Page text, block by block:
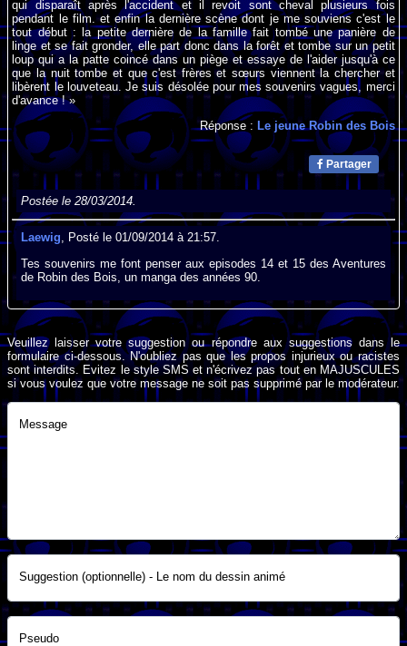
qui disparaît après l'accident et il revoit sont cheval plusieurs fois
pendant le film. et enfin la dernière scène dont je me souviens c'est le
tout début : la petite dernière de la famille fait tombé une panière de
linge et se fait gronder, elle part donc dans la forêt et tombe sur un petit
loup qui a la patte coincé dans un piège et essaye de l'aider jusqu'à ce
que la nuit tombe et que c'est frères et sœurs viennent la chercher et
libèrent le louveteau. Je suis désolée pour mes souvenirs vagues, merci
d'avance ! »
Réponse : Le jeune Robin des Bois
Partager
Postée le 28/03/2014.
Laewig, Posté le 01/09/2014 à 21:57.
Tes souvenirs me font penser aux episodes 14 et 15 des Aventures
de Robin des Bois, un manga des années 90.
Veuillez laisser votre suggestion ou répondre aux suggestions dans le
formulaire ci-dessous. N'oubliez pas que les propos injurieux ou racistes
sont interdits. Evitez le style SMS et n'écrivez pas tout en MAJUSCULES
si vous voulez que votre message ne soit pas supprimé par le modérateur.
Message
Suggestion (optionnelle) - Le nom du dessin animé
Pseudo